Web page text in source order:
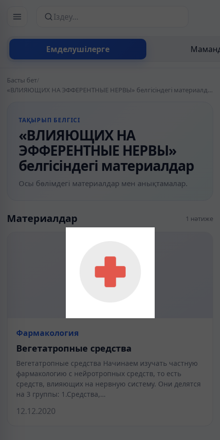
Емделушілерге
Сайттан іздеу
Басты бет/
«ВЛИЯЮЩИХ НА ЭФФЕРЕНТНЫЕ НЕРВЫ» белгісіндегі материалдар
ТАҚЫРЫП БЕЛГІСІ
«ВЛИЯЮЩИХ НА
ЭФФЕРЕНТНЫЕ НЕРВЫ»
белгісіндегі материалдар
Осы бөлімдегі материалдар мен анықтамалар.
Материалдар 1 нәтиже
Фармакология
Вегетатропные средства
Вегетатропные средства Начинаем изучать частную
фармакологию с нейротропных средств, то есть
средств, влияющих на нервную систему. Они делятся
на 3 группы: 1.Средства,…
12.12.2020